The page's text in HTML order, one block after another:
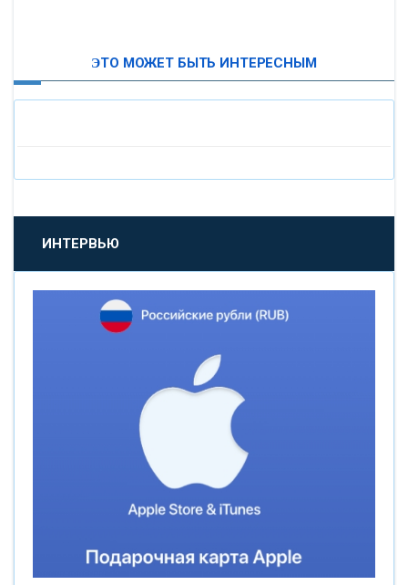
«БАНК САНКТ-ПЕТЕРБУРГ»
«ПРОМСВЯЗЬБАНК»
«НОВИКОМБАНК»
«ВНЕШПРОМБАНК»
«БАНК ГЛОБЭКС»
«СОВКОМБАНК»
ЭТО МОЖЕТ БЫТЬ ИНТЕРЕСНЫМ
ИНТЕРВЬЮ